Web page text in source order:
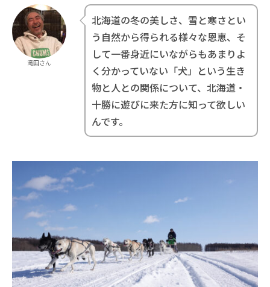
滝田さん
北海道の冬の美しさ、雪と寒さとい
う自然から得られる様々な恩恵、そ
して一番身近にいながらもあまりよ
く分かっていない「犬」という生き
物と人との関係について、北海道・
十勝に遊びに来た方に知って欲しい
んです。